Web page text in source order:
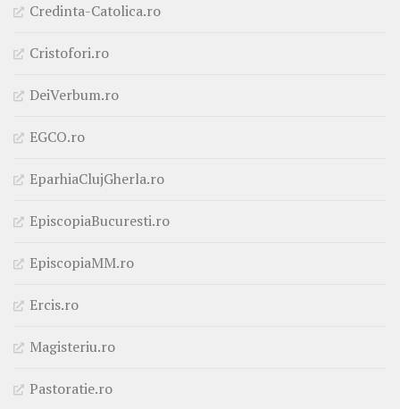
Credinta-Catolica.ro
Cristofori.ro
DeiVerbum.ro
EGCO.ro
EparhiaClujGherla.ro
EpiscopiaBucuresti.ro
EpiscopiaMM.ro
Ercis.ro
Magisteriu.ro
Pastoratie.ro